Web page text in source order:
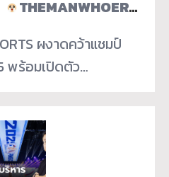
THEMANWHOERASEDHISACCOUNT
ผงาดคว้าแชมป์
พร้อมเปิดตัว…